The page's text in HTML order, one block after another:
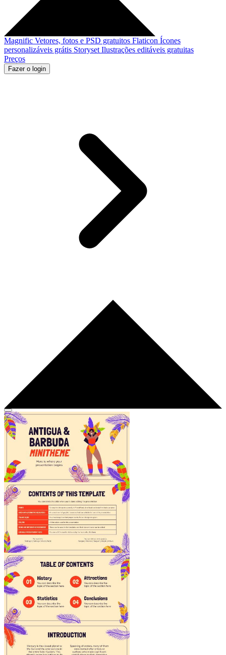
Magnific Vetores, fotos e PSD gratuitos Flaticon Ícones
personalizáveis grátis Storyset Ilustrações editáveis gratuitas
Preços
Fazer o login